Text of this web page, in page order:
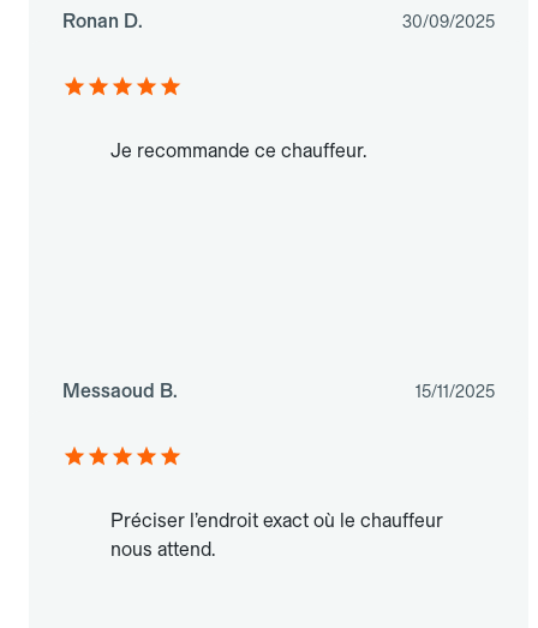
Ronan D. 30/09/2025
Je recommande ce chauffeur.
Messaoud B. 15/11/2025
Préciser l’endroit exact où le chauffeur
nous attend.